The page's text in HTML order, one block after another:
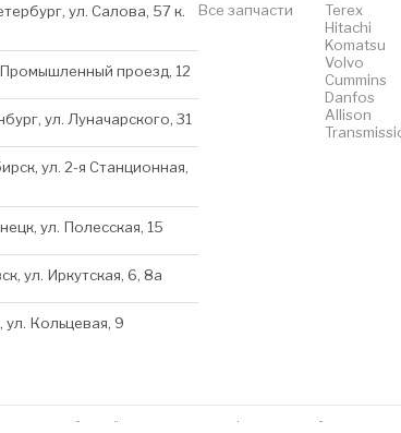
ул. Салова, 57 к.
проезд, 12
ул. Луначарского, 31
ул. 2-я Станционная,
ул. Полесская, 15
ул. Иркутская, 6, 8a
ул. Кольцевая, 9
Все запчасти
Terex
Hitachi
Komatsu
Volvo
Cummins
Danfos
Allison
данном сайте несёт исключительно информационный характер